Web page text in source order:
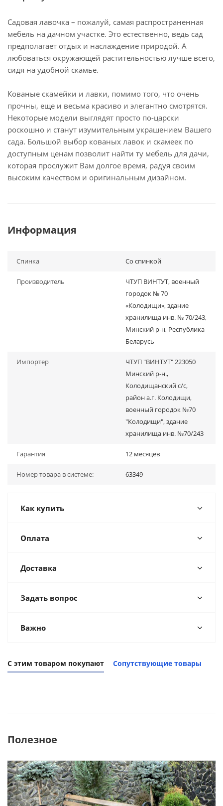
Садовая лавочка – пожалуй, самая распространенная
мебель на дачном участке. Это естественно, ведь сад
предполагает отдых и наслаждение природой. А
любоваться окружающей растительностью лучше всего,
сидя на удобной скамье.
Кованые скамейки и лавки, помимо того, что очень
прочны, еще и весьма красиво и элегантно смотрятся.
Некоторые модели выглядят просто по-царски
роскошно и станут изумительным украшением Вашего
сада. Большой выбор кованых лавок и скамеек по
доступным ценам позволит найти ту мебель для дачи,
которая прослужит Вам долгое время, радуя своим
высоким качеством и оригинальным дизайном.
Информация
Спинка Со спинкой
Производитель
ЧТУП ВИНТУТ, военный
городок № 70
«Колодищи», здание
хранилища инв. № 70/243,
Минский р-н, Республика
Беларусь
Импортер
ЧТУП "ВИНТУТ" 223050
Минский р-н.,
Колодищанский с/с,
район а.г. Колодищи,
военный городок №70
"Колодищи", здание
хранилища инв. №70/243
Гарантия 12 месяцев
Номер товара в системе: 63349
Как купить
Оплата
Доставка
Задать вопрос
Важно
С этим товаром покупают Сопутствующие товары
Полезное